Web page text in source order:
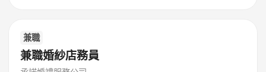
兼職
兼職婚紗店務員